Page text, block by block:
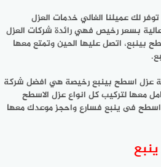
لك عميلنا الغالي خدمات العزل
بسعر رخيص فهي رائدة شركات العزل
بينبع، اتصل عليها الحين وتمتع معها
عزل اسطح بينبع رخيصة هي افضل شركة
معها لتركيب كل انواع عزل الاسطح
فى ينبع فسارع واحجز موعدك معها